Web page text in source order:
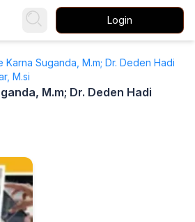
Login
Karna Suganda, M.m; Dr. Deden Hadi
M.si
M.m; Dr. Deden Hadi